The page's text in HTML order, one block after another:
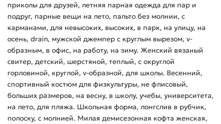
приколы для друзей, летняя парная одежда для пар и
подруг, парные вещи на лето, пальто без молнии, с
карманами, для невысоких, высоких, в парк, на улицу, на
осень, drain, мужской джемпер с круглым вырезом, v-
образным, в офис, на работу, на зиму. Женский вязаный
свитер, детский, шерстяной, теплый, с округлой
горловиной, круглой, v-образной, для школы. Весенний,
спортивный костюм для физкультуры, не флисовый,
больших размеров, на весну, в школу, учебы, университета,
на лето, для пляжа. Школьная форма, лонгслив в рубчик,
полоску, с молнией. Милая демисезонная кофта женская,